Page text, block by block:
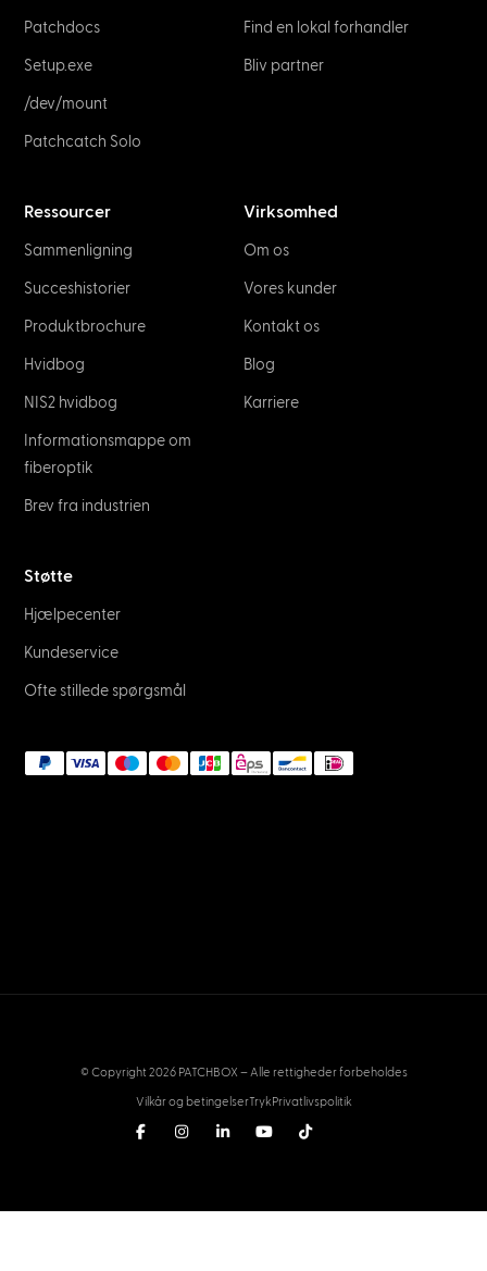
Patchdocs
Setup.exe
/dev/mount
Patchcatch Solo
Find en lokal forhandler
Bliv partner
Ressourcer
Sammenligning
Succeshistorier
Produktbrochure
Hvidbog
NIS2 hvidbog
Informationsmappe om
fiberoptik
Brev fra industrien
Virksomhed
Om os
Vores kunder
Kontakt os
Blog
Karriere
Støtte
Hjælpecenter
Kundeservice
Ofte stillede spørgsmål
© Copyright 2026 PATCHBOX – Alle rettigheder forbeholdes
Vilkår og betingelserTrykPrivatlivspolitik